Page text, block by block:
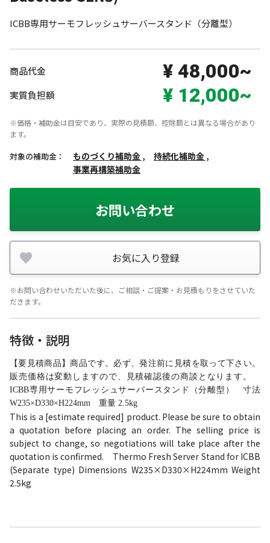
ICBB専用サーモフレッシュサーバースタンド（分離型）
商品代金 ¥ 48,000~
実質負担額 ¥ 12,000~
※価格・補助金は目安であり、実際の見積額、控除額とは異なる場合があり
ます。
対象の補助金： ものづくり補助金 ,
持続化補助金 ,
事業再構築補助金
お問い合わせ
お気に入り登録
※お問い合わせいただいた後に、ご相談・ご提案・お見積もりをさせていた
だきます。
特徴・説明
【要見積商品】商品です。必ず、発注前に見積を取って下さい。
販売価格は変動しますので、見積確認後の商談となります。
ICBB専用サーモフレッシュサーバースタンド（分離型） 寸法
W235×D330×H224mm 重量 2.5kg
This is a [estimate required] product. Please be sure to obtain
a quotation before placing an order. The selling price is
subject to change, so negotiations will take place after the
quotation is confirmed. Thermo Fresh Server Stand for ICBB
(Separate type) Dimensions W235×D330×H224mm Weight
2.5kg